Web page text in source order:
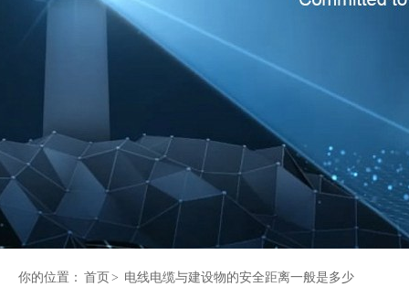
你的位置： 首页 > 电线电缆与建设物的安全距离一般是多少